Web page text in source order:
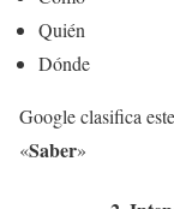
Quién
Dónde
Google clasifica
«Saber»